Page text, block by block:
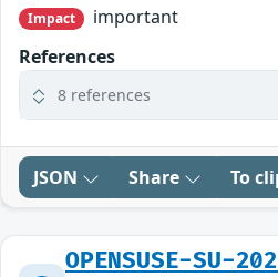
Impact
important
References
8 references
JSON Share To
OPENSUSE-SU-